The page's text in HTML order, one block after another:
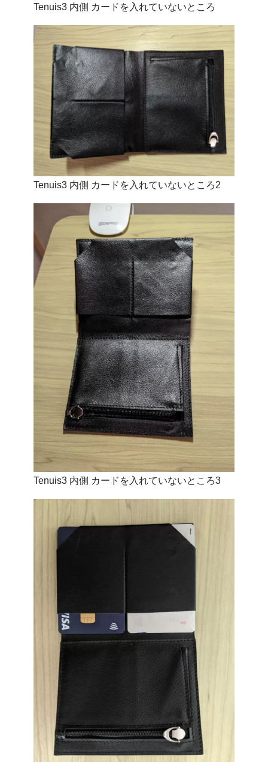
Tenuis3 内側 カードを入れていないところ
Tenuis3 内側 カードを入れていないところ2
Tenuis3 内側 カードを入れていないところ3